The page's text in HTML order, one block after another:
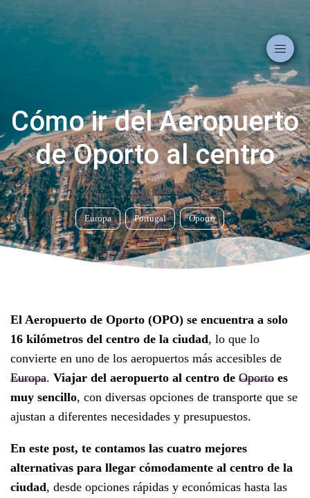
Europa Portugal Oporto
Cómo ir del Aeropuerto
de Oporto al centro
El Aeropuerto de Oporto (OPO) se encuentra a solo
16 kilómetros del centro de la ciudad, lo que lo
convierte en uno de los aeropuertos más accesibles de
Europa. Viajar del aeropuerto al centro de Oporto es
muy sencillo, con diversas opciones de transporte que se
ajustan a diferentes necesidades y presupuestos.
En este post, te contamos las cuatro mejores
alternativas para llegar cómodamente al centro de la
ciudad, desde opciones rápidas y económicas hasta las